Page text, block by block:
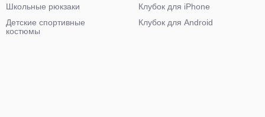
Школьные рюкзаки
Детские спортивные
костюмы
Клубок для iPhone
Клубок для Android